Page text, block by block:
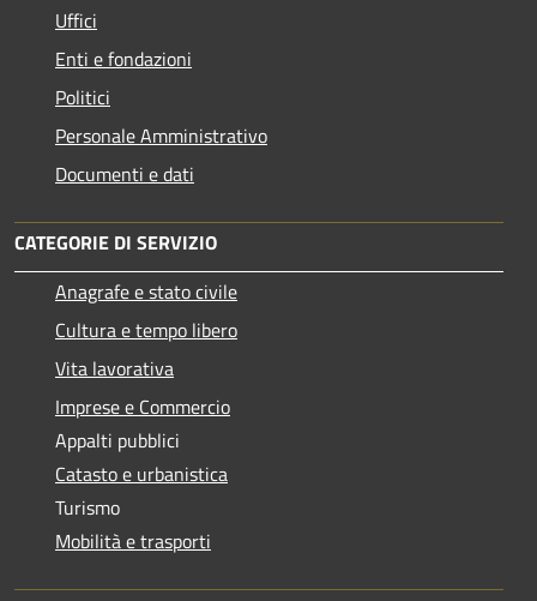
Uffici
Enti e fondazioni
Politici
Personale Amministrativo
Documenti e dati
CATEGORIE DI SERVIZIO
Anagrafe e stato civile
Cultura e tempo libero
Vita lavorativa
Imprese e Commercio
Appalti pubblici
Catasto e urbanistica
Turismo
Mobilità e trasporti